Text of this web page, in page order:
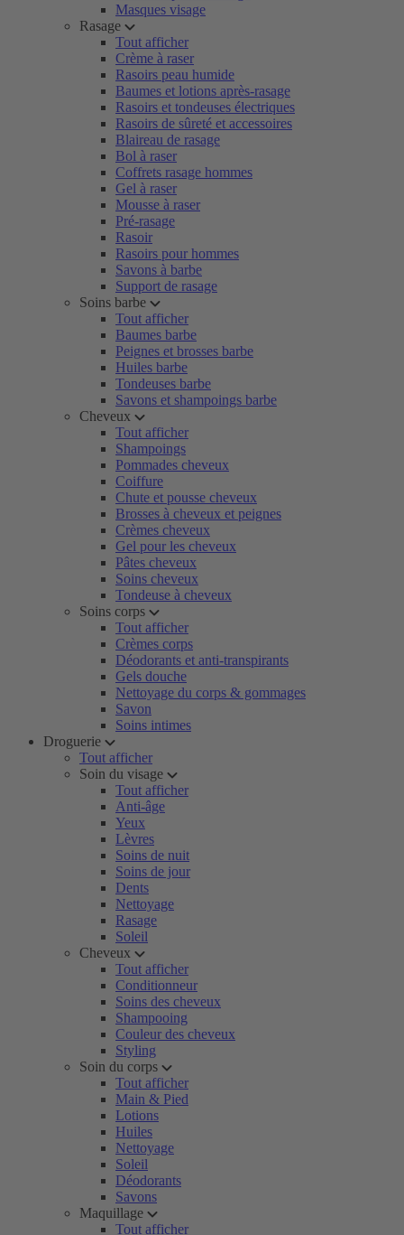
Masques visage
Rasage
Tout afficher
Crème à raser
Rasoirs peau humide
Baumes et lotions après-rasage
Rasoirs et tondeuses électriques
Rasoirs de sûreté et accessoires
Blaireau de rasage
Bol à raser
Coffrets rasage hommes
Gel à raser
Mousse à raser
Pré-rasage
Rasoir
Rasoirs pour hommes
Savons à barbe
Support de rasage
Soins barbe
Tout afficher
Baumes barbe
Peignes et brosses barbe
Huiles barbe
Tondeuses barbe
Savons et shampoings barbe
Cheveux
Tout afficher
Shampoings
Pommades cheveux
Coiffure
Chute et pousse cheveux
Brosses à cheveux et peignes
Crèmes cheveux
Gel pour les cheveux
Pâtes cheveux
Soins cheveux
Tondeuse à cheveux
Soins corps
Tout afficher
Crèmes corps
Déodorants et anti-transpirants
Gels douche
Nettoyage du corps & gommages
Savon
Soins intimes
Droguerie
Tout afficher
Soin du visage
Tout afficher
Anti-âge
Yeux
Lèvres
Soins de nuit
Soins de jour
Dents
Nettoyage
Rasage
Soleil
Cheveux
Tout afficher
Conditionneur
Soins des cheveux
Shampooing
Couleur des cheveux
Styling
Soin du corps
Tout afficher
Main & Pied
Lotions
Huiles
Nettoyage
Soleil
Déodorants
Savons
Maquillage
Tout afficher